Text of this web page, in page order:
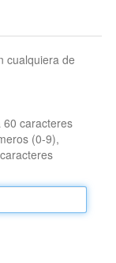
cualquiera de
caracteres
(0-9),